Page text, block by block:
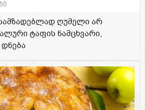
ღუმელი არ
ტაფის ნამცხვარი,